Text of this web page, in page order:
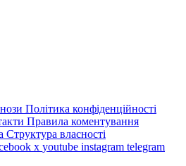
Політика конфіденційності
Правила коментування
Структура власності
x youtube instagram telegram